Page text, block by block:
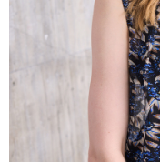
由本公司與您本人進行分期
3.完整用戶服務條款，請詳
每筆NT$80，滿